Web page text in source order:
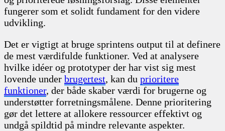
fungerer som et solidt fundament for den videre
udvikling.
Det er vigtigt at bruge sprintens output til at definere
de mest værdifulde funktioner. Ved at analysere
hvilke idéer og prototyper der har vist sig mest
lovende under brugertest, kan du prioritere
funktioner, der både skaber værdi for brugerne og
understøtter forretningsmålene. Denne prioritering
gør det lettere at allokere ressourcer effektivt og
undgå spildtid på mindre relevante aspekter.